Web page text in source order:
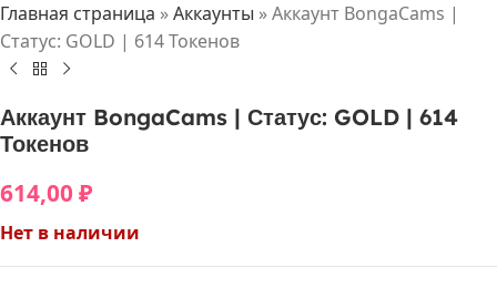
Главная страница »Аккаунты »Аккаунт BongaCams |
Статус: GOLD | 614 Токенов
Аккаунт BongaCams | Статус: GOLD | 614
Токенов
614,00 ₽
Нет в наличии